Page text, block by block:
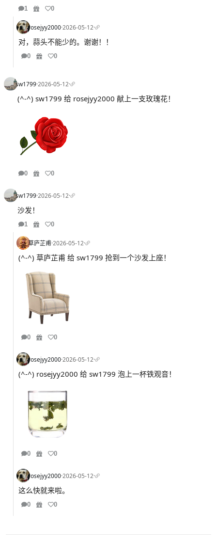
1 0
rosejyy2000·2026-05-12·
对，蒜头不能少的。谢谢！！
0 0
sw1799·2026-05-12·
(^-^) sw1799 给 rosejyy2000 献上一支玫瑰花！
0 0
sw1799·2026-05-12·
沙发！
1 0
草庐芷甫·2026-05-12·
(^-^) 草庐芷甫 给 sw1799 抢到一个沙发上座！
0 0
rosejyy2000·2026-05-12·
(^-^) rosejyy2000 给 sw1799 泡上一杯铁观音！
0 0
rosejyy2000·2026-05-12·
这么快就来啦。
0 0